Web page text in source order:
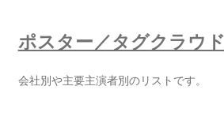
ポスター／タグクラウド
会社別や主要主演者別のリストです。